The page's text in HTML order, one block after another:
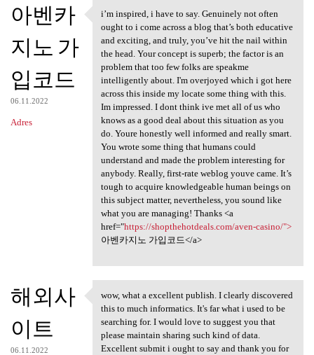
아벤카
지노 가
입코드
06.11.2022
Adres
i’m inspired, i have to say.
i’m inspired, i have to say. Genuinely not often
ought to i come across a blog that’s both educative
and exciting, and truly, you’ve hit the nail within
the head. Your concept is superb; the factor is an
problem that too few folks are speakme
intelligently about. I'm overjoyed which i got here
across this inside my locate some thing with this.
Im impressed. I dont think ive met all of us who
knows as a good deal about this situation as you
do. Youre honestly well informed and really smart.
You wrote some thing that humans could
understand and made the problem interesting for
anybody. Really, first-rate weblog youve came. It’s
tough to acquire knowledgeable human beings on
this subject matter, nevertheless, you sound like
what you are managing! Thanks <a
href="https://shopthehotdeals.com/aven-casino/">
아벤카지노 가입코드</a>
해외사
이트
06.11.2022
wow, what a excellent publish
wow, what a excellent publish. I clearly discovered
this to much informatics. It's far what i used to be
searching for. I would love to suggest you that
please maintain sharing such kind of data.
Excellent submit i ought to say and thank you for